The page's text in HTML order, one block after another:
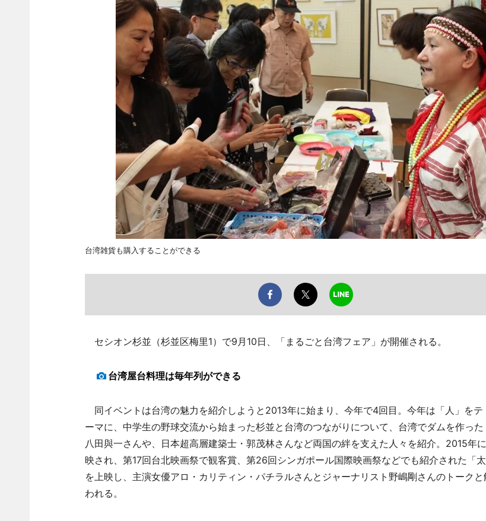
台湾雑貨も購入することができる
セシオン杉並（杉並区梅里1）で9月10日、「まるごと台湾フェア」が開催される。
台湾屋台料理は毎年列ができる
同イベントは台湾の魅力を紹介しようと2013年に始まり、今年で4回目。今年は「人」をテ
ーマに、中学生の野球交流から始まった杉並と台湾のつながりについて、台湾でダムを作った
八田與一さんや、日本超高層建築士・郭茂林さんなど両国の絆を支えた人々を紹介。2015年
映され、第17回台北映画祭で観客賞、第26回シンガポール国際映画祭などでも紹介された「太
を上映し、主演女優アロ・カリティン・パチラルさんとジャーナリスト野嶋剛さんのトーク
われる。